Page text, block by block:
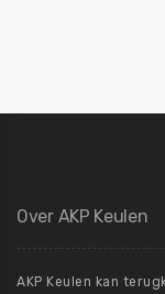
Over AKP Keulen
AKP Keulen kan